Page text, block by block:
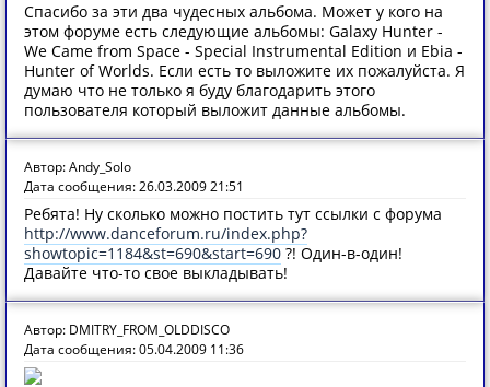
Спасибо за эти два чудесных альбома. Может у кого на
этом форуме есть следующие альбомы: Galaxy Hunter -
We Came from Space - Special Instrumental Edition и Ebia -
Hunter of Worlds. Если есть то выложите их пожалуйста. Я
думаю что не только я буду благодарить этого
пользователя который выложит данные альбомы.
Автор: Andy_Solo
Дата сообщения: 26.03.2009 21:51
Ребята! Ну сколько можно постить тут ссылки с форума
http://www.danceforum.ru/index.php?
showtopic=1184&st=690&start=690 ?! Один-в-один!
Давайте что-то свое выкладывать!
Автор: DMITRY_FROM_OLDDISCO
Дата сообщения: 05.04.2009 11:36